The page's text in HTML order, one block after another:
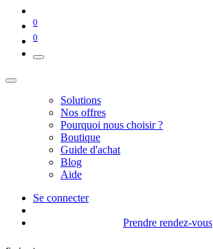
0
0
Solutions
Nos offres
Pourquoi nous choisir ?
Boutique
Guide d'achat
Blog
Aide
Se connecter
Prendre rendez-vous